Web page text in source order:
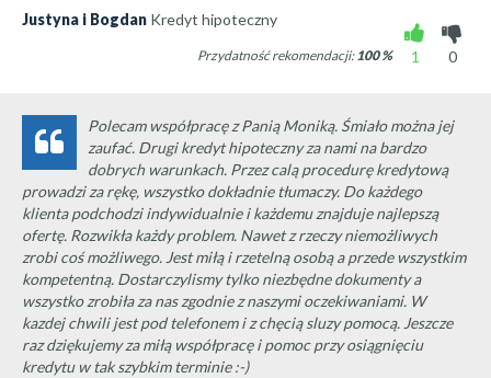
Justyna i Bogdan Kredyt hipoteczny
1
0
Przydatność rekomendacji:100%
Polecam współpracę z Panią Moniką. Śmiało można jej
zaufać. Drugi kredyt hipoteczny za nami na bardzo
dobrych warunkach. Przez calą procedurę kredytową
prowadzi za rękę, wszystko dokładnie tłumaczy. Do każdego
klienta podchodzi indywidualnie i każdemu znajduje najlepszą
ofertę. Rozwikła każdy problem. Nawet z rzeczy niemożliwych
zrobi coś możliwego. Jest miłą i rzetelną osobą a przede wszystkim
kompetentną. Dostarczylismy tylko niezbędne dokumenty a
wszystko zrobiła za nas zgodnie z naszymi oczekiwaniami. W
kazdej chwili jest pod telefonem i z chęcią sluzy pomocą. Jeszcze
raz dziękujemy za miłą współpracę i pomoc przy osiągnięciu
kredytu w tak szybkim terminie :-)